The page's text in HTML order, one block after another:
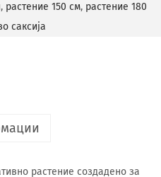
, растение 150 см, растение 180
саксија
растение создадено за